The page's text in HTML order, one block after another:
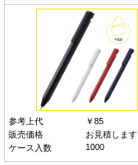
参考上代
￥85
販売価格
お見積します
ケース入数
1000